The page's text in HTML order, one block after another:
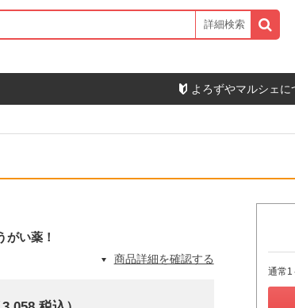
詳細検索
よろずやマルシェに
がい薬！
商品詳細を確認する
通常1